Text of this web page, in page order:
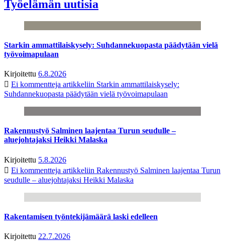
Työelämän uutisia
Starkin ammattilaiskysely: Suhdannekuopasta päädytään vielä
työvoimapulaan
Kirjoitettu 6.8.2026
Ei kommentteja artikkeliin Starkin ammattilaiskysely:
Suhdannekuopasta päädytään vielä työvoimapulaan
Rakennustyö Salminen laajentaa Turun seudulle –
aluejohtajaksi Heikki Malaska
Kirjoitettu 5.8.2026
Ei kommentteja artikkeliin Rakennustyö Salminen laajentaa Turun
seudulle – aluejohtajaksi Heikki Malaska
Rakentamisen työntekijämäärä laski edelleen
Kirjoitettu 22.7.2026